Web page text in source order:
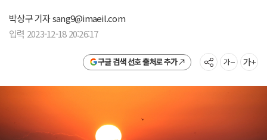
박상구 기자sang9@imaeil.com
입력 2023-12-18 20:26:17
구글 검색 선호 출처로 추가